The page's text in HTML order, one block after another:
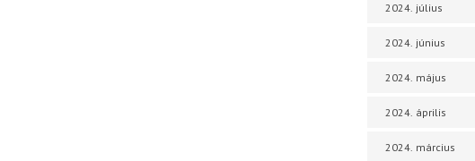
2024. július
2024. június
2024. május
2024. április
2024. március